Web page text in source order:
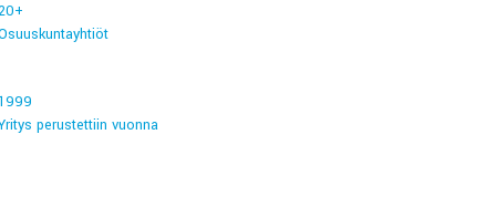
+
perustettiin vuonna